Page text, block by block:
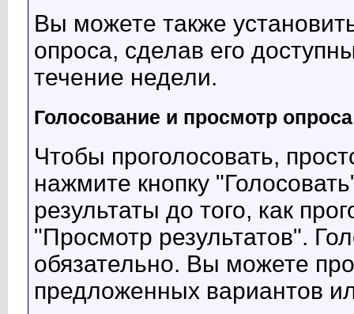
Вы можете также
опроса, сделав его
течение недели.
Голосование и просмотр опроса
Чтобы проголосовать,
нажмите кнопку
результаты до того, как
"Просмотр результатов".
обязательно. Вы можете
предложенных вариантов